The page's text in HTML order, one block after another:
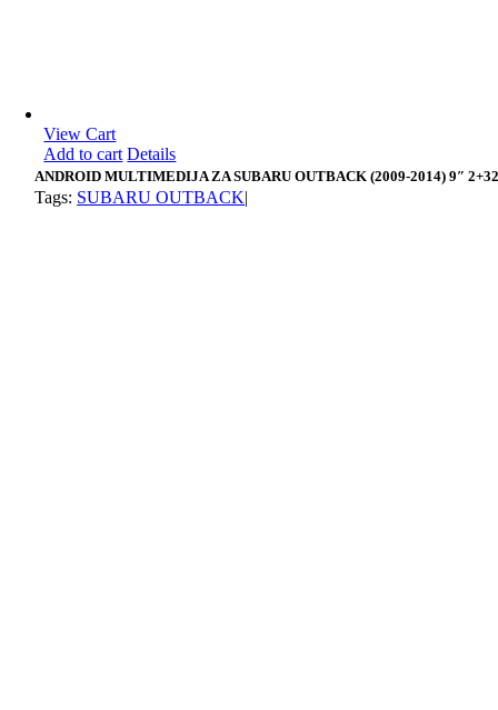
View Cart
Add to cart Details
ANDROID MULTIMEDIJA ZA SUBARU OUTBACK (2009-2014) 9″
Tags: SUBARU OUTBACK|